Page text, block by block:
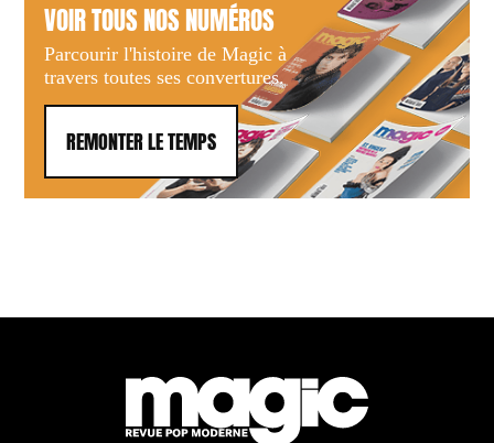
VOIR TOUS NOS NUMÉROS
Parcourir l'histoire de Magic à
travers toutes ses convertures.
REMONTER LE TEMPS